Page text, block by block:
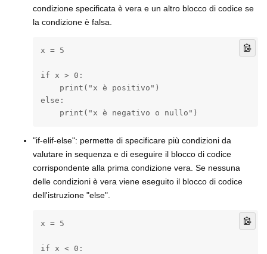
condizione specificata è vera e un altro blocco di codice se
la condizione è falsa.
x = 5
if x > 0:
    print("x è positivo")
else:
    print("x è negativo o nullo")
"if-elif-else": permette di specificare più condizioni da
valutare in sequenza e di eseguire il blocco di codice
corrispondente alla prima condizione vera. Se nessuna
delle condizioni è vera viene eseguito il blocco di codice
dell'istruzione "else".
x = 5
if x < 0: